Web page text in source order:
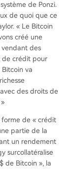
de Ponzi.
de quoi que ce
« Le Bitcoin
créé une
des
de crédit pour
va
des droits de
forme de « crédit
partie de la
un rendement
surcollatéralise
de Bitcoin », la